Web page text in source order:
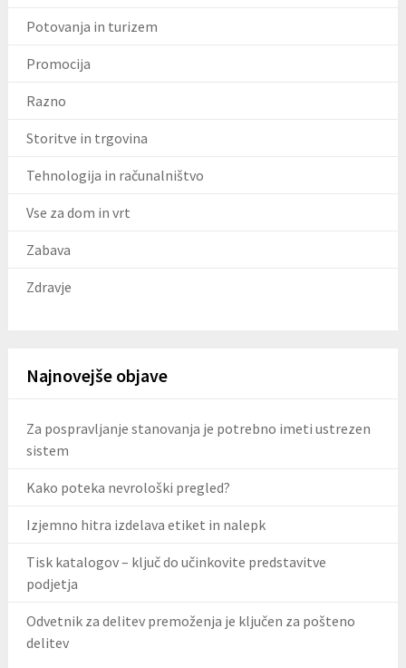
Potovanja in turizem
Promocija
Razno
Storitve in trgovina
Tehnologija in računalništvo
Vse za dom in vrt
Zabava
Zdravje
Najnovejše objave
Za pospravljanje stanovanja je potrebno imeti ustrezen
sistem
Kako poteka nevrološki pregled?
Izjemno hitra izdelava etiket in nalepk
Tisk katalogov – ključ do učinkovite predstavitve
podjetja
Odvetnik za delitev premoženja je ključen za pošteno
delitev